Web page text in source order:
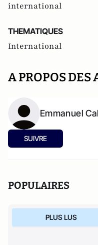
international
THEMATIQUES
International
A PROPOS DES
Emmanuel
SUIVRE
POPULAIRES
PLUS LUS